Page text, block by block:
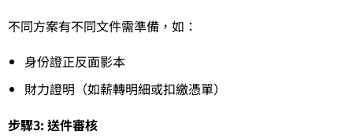
不同方案有不同文件需準備，如：
身份證正反面影本
財力證明（如薪轉明細或扣繳憑單）
步驟3: 送件審核